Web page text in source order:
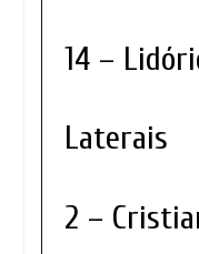
14 –
Laterais
2 –